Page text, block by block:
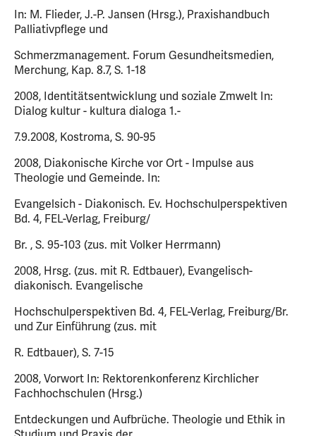
In: M. Flieder, J.-P. Jansen (Hrsg.), Praxishandbuch
Palliativpflege und
Schmerzmanagement. Forum Gesundheitsmedien,
Merchung, Kap. 8.7, S. 1-18
2008, Identitätsentwicklung und soziale Zmwelt In:
Dialog kultur - kultura dialoga 1.-
7.9.2008, Kostroma, S. 90-95
2008, Diakonische Kirche vor Ort - Impulse aus
Theologie und Gemeinde. In:
Evangelsich - Diakonisch. Ev. Hochschulperspektiven
Bd. 4, FEL-Verlag, Freiburg/
Br. , S. 95-103 (zus. mit Volker Herrmann)
2008, Hrsg. (zus. mit R. Edtbauer), Evangelisch-
diakonisch. Evangelische
Hochschulperspektiven Bd. 4, FEL-Verlag, Freiburg/Br.
und Zur Einführung (zus. mit
R. Edtbauer), S. 7-15
2008, Vorwort In: Rektorenkonferenz Kirchlicher
Fachhochschulen (Hrsg.)
Entdeckungen und Aufbrüche. Theologie und Ethik in